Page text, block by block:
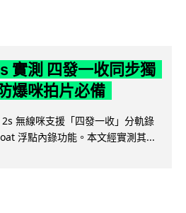
實測 四發一收同步獨
爆咪拍片必備
無線咪支援「四發一收」分軌錄
浮點內錄功能。本文經實測其...